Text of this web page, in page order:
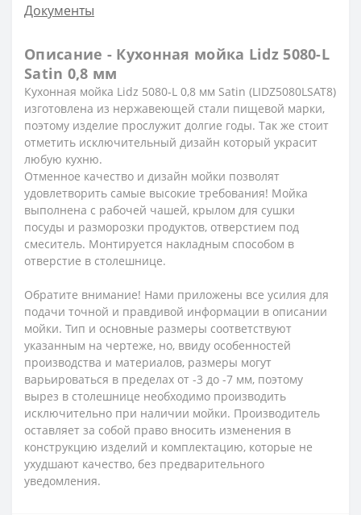
Документы
Описание - Кухонная мойка Lidz 5080-L
Satin 0,8 мм
Кухонная мойка Lidz 5080-L 0,8 мм Satin (LIDZ5080LSAT8)
изготовлена из нержавеющей стали пищевой марки,
поэтому изделие прослужит долгие годы. Так же стоит
отметить исключительный дизайн который украсит
любую кухню.
Отменное качество и дизайн мойки позволят
удовлетворить самые высокие требования! Мойка
выполнена с рабочей чашей, крылом для сушки
посуды и разморозки продуктов, отверстием под
смеситель. Монтируется накладным способом в
отверстие в столешнице.
Обратите внимание! Нами приложены все усилия для
подачи точной и правдивой информации в описании
мойки. Тип и основные размеры соответствуют
указанным на чертеже, но, ввиду особенностей
производства и материалов, размеры могут
варьироваться в пределах от -3 до -7 мм, поэтому
вырез в столешнице необходимо производить
исключительно при наличии мойки. Производитель
оставляет за собой право вносить изменения в
конструкцию изделий и комплектацию, которые не
ухудшают качество, без предварительного
уведомления.